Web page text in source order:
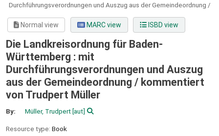
Durchführungsverordnungen und Auszug aus der Gemeindeordnung /
Normal view MARC view ISBD view
Die Landkreisordnung für Baden-
Württemberg : mit
Durchführungsverordnungen und Auszug
aus der Gemeindeordnung / kommentiert
von Trudpert Müller
By: Müller, Trudpert[aut]
Resource type: Book